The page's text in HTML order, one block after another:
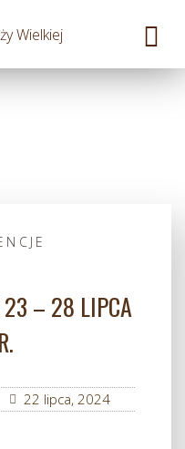
Wielkiej
23 – 28 LIPCA
22 lipca, 2024